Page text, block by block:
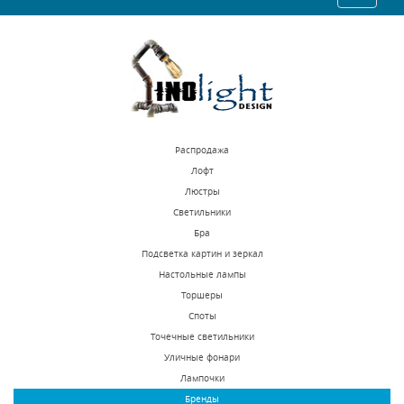
Распродажа
Лофт
Люстры
Светильники
Бра
Подсветка картин и зеркал
Настольные лампы
Торшеры
Споты
Точечные светильники
Уличные фонари
Лампочки
Бренды